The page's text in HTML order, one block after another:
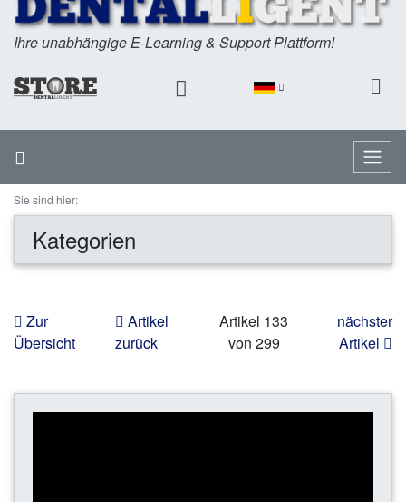
Ihre unabhängige E-Learning & Support Plattform!
Menü
Sie sind hier:
Kategorien
Zur
Übersicht
Artikel
zurück
Artikel 133
von 299
nächster
Artikel